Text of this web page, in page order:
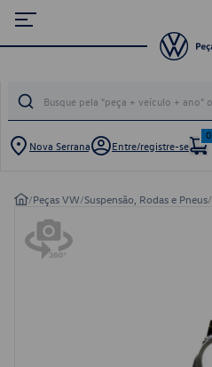
Nova Serrana Entre/registre-se
0
/Peças VW/Suspensão, Rodas e Pneus/